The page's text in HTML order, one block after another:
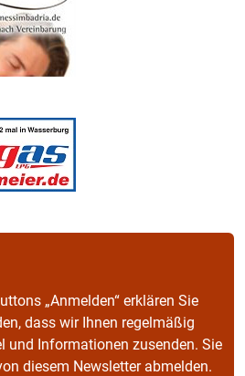
„Anmelden“ erklären Sie
dass wir Ihnen regelmäßig
und Informationen zusenden. Sie
diesem Newsletter abmelden.